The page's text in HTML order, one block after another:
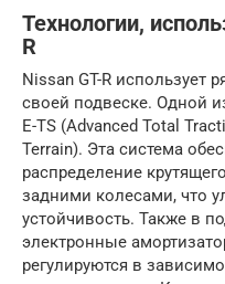
Технологии,
R
Nissan GT-R использует
своей подвеске. Одной
E-TS (Advanced Total
Terrain). Эта система
распределение
задними колесами, что
устойчивость. Также в
электронные
регулируются в